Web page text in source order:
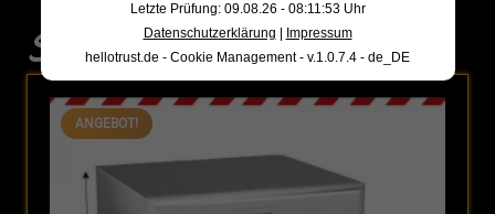
Sonderaktionen
ANGEBOT!
Letzte Prüfung: 09.08.26 - 08:11:53 Uhr
Datenschutzerklärung
Impressum
hellotrust.de - Cookie Management - v.1.0.7.4 - de_DE